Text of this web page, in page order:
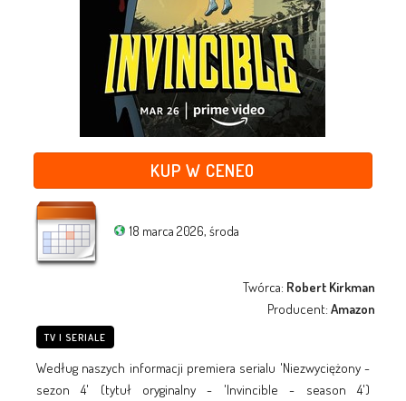
KUP W CENEO
18 marca 2026, środa
Twórca: Robert Kirkman
Producent:Amazon
TV I SERIALE
Według naszych informacji premiera serialu 'Niezwyciężony -
sezon 4' (tytuł oryginalny - 'Invincible - season 4')